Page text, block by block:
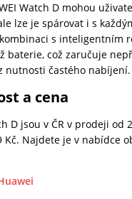
Watch D mohou
lze je spárovat i s
s inteligentním
baterie, což zaručuje
nutnosti častého nabíjení.
a cena
D jsou v ČR v prodeji od
Kč. Najdete je v nabídce